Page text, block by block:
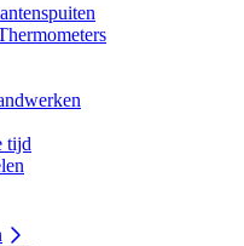
tijd